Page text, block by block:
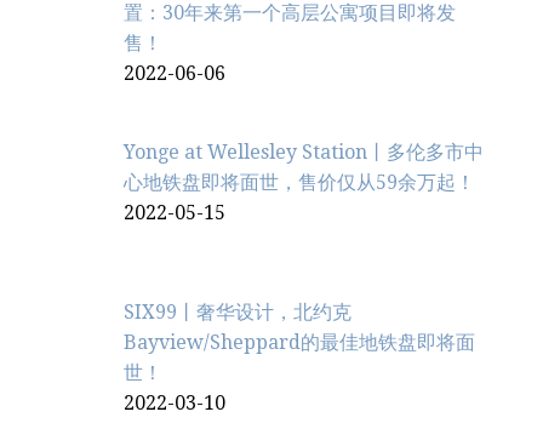
置：30年来第一个高层公寓项目即将发
售！
2022-06-06
Yonge at Wellesley Station丨多伦多市中
心地铁盘即将面世，售价仅从59余万起！
2022-05-15
SIX99丨奢华设计，北约克
Bayview/Sheppard的最佳地铁盘即将面
世！
2022-03-10